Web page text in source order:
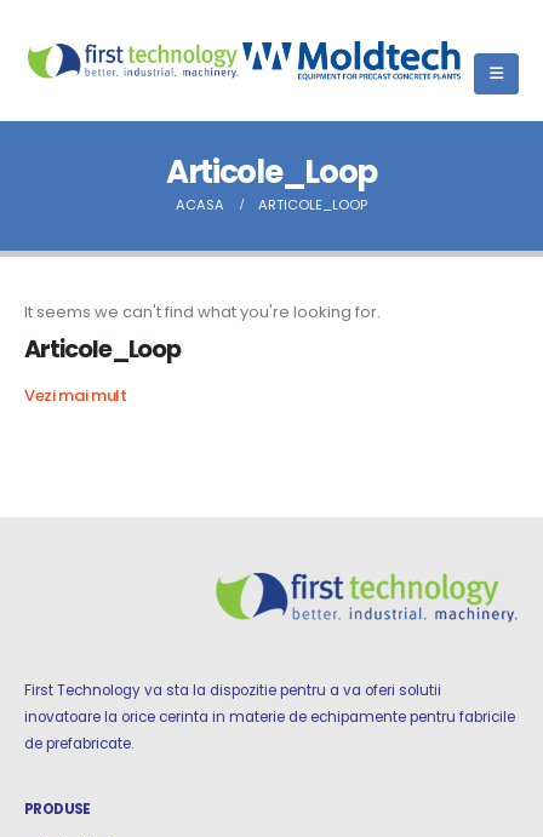
Articole_Loop
ACASA ARTICOLE_LOOP
It seems we can't find what you're looking for.
Articole_Loop
Vezi mai mult
First Technology va sta la dispozitie pentru a va oferi solutii
inovatoare la orice cerinta in materie de echipamente pentru fabricile
de prefabricate.
PRODUSE